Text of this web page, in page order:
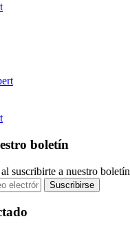
boletín
suscribirte a nuestro boletín
Suscribirse